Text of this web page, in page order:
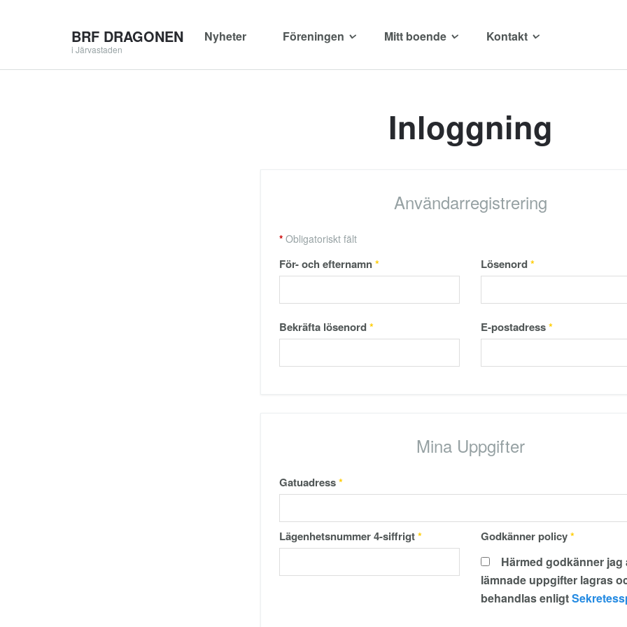
BRF DRAGONEN
i Järvastaden
Nyheter Föreningen Mitt boende Kontakt
Inloggning
Användarregistrering
* Obligatoriskt fält
För- och efternamn* Lösenord*
Bekräfta lösenord* E-postadress*
Mina Uppgifter
Gatuadress*
Lägenhetsnummer 4-siffrigt* Godkänner policy*
lämnade uppgifter lagras
behandlas enligt